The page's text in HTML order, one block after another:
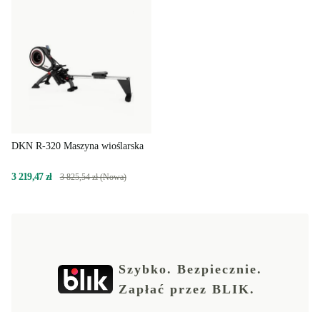
DKN R-320 Maszyna wioślarska
3 219,47 zł 3 825,54 zł (Nowa)
Szybko. Bezpiecznie.
Zapłać przez BLIK.